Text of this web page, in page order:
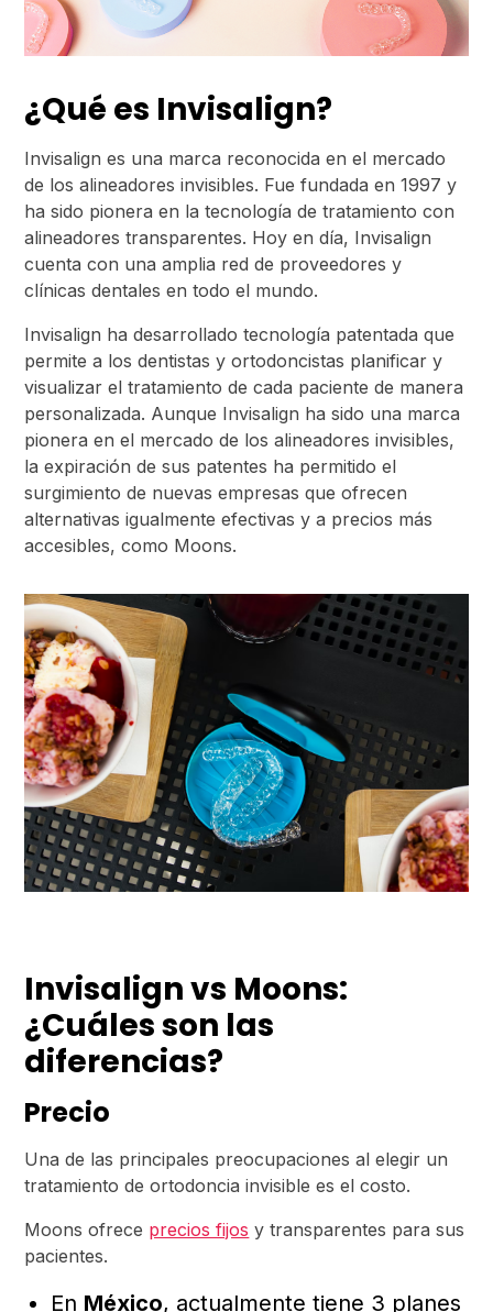
¿Qué es Invisalign?
Invisalign es una marca reconocida en el mercado
de los alineadores invisibles. Fue fundada en 1997 y
ha sido pionera en la tecnología de tratamiento con
alineadores transparentes. Hoy en día, Invisalign
cuenta con una amplia red de proveedores y
clínicas dentales en todo el mundo.
Invisalign ha desarrollado tecnología patentada que
permite a los dentistas y ortodoncistas planificar y
visualizar el tratamiento de cada paciente de manera
personalizada. Aunque Invisalign ha sido una marca
pionera en el mercado de los alineadores invisibles,
la expiración de sus patentes ha permitido el
surgimiento de nuevas empresas que ofrecen
alternativas igualmente efectivas y a precios más
accesibles, como Moons.
Invisalign vs Moons:
¿Cuáles son las
diferencias?
Precio
Una de las principales preocupaciones al elegir un
tratamiento de ortodoncia invisible es el costo.
Moons ofrece precios fijos y transparentes para sus
pacientes.
En México, actualmente tiene 3 planes